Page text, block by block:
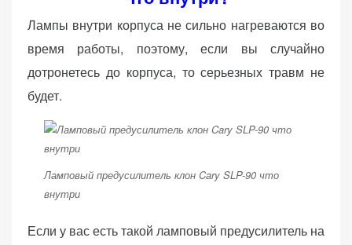
Лампы внутри корпуса не сильно нагреваются во
время работы, поэтому, если вы случайно
дотронетесь до корпуса, то серьезных травм не
будет.
Ламповый предусилитель клон Cary SLP-90 что
внутри
Если у вас есть такой ламповый предусилитель на